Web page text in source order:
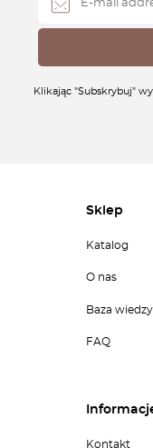
Klikając "Subskrybuj"
Sklep
Katalog
O nas
Baza wiedzy
FAQ
Kontakt